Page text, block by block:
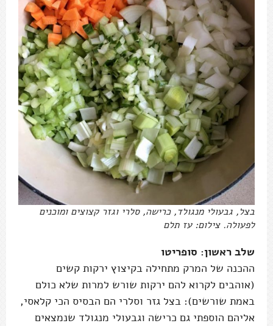
בצל, גבעולי מנגולד, כרישה, סלרי וגזר קצוצים ומוכנים
לפעולה. צילום: עז תלם
שלב ראשון: סופריטו
ההכנה של המרק מתחילה בקיצוץ ירקות קשים
(אוהבים לקרוא להם ירקות שורש למרות שלא כולם
באמת שורשים): בצל גזר וסלרי הם הבסיס הכי קלאסי,
אליהם הוספתי גם כרישה וגבעולי מנגולד שנמצאים